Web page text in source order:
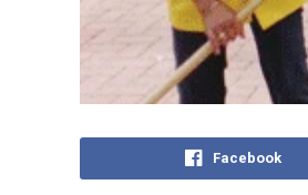
Facebook